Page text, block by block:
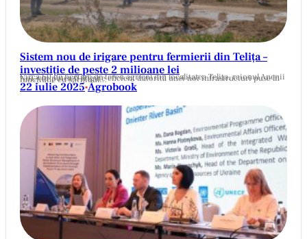
Sistem nou de irigare pentru fermierii din Telița –
investiție de peste 2 milioane lei
Circa 60 de hectare de teren agricol din localitatea Telița, raionul Anenii Noi, vor putea fi irigate eficient datorită unei noi infrastructuri puse în funcțiune cu sprijinul…
22 iulie 2025•Agrobook